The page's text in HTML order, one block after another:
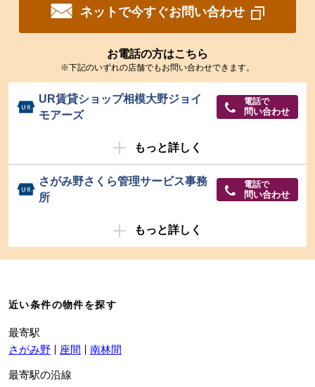
ネットで今すぐお問い合わせ
お電話の方はこちら
※下記のいずれの店舗でもお問い合わせできます。
UR賃貸ショップ相模大野ジョイ
モアーズ
電話で
問い合わせ
もっと詳しく
さがみ野さくら管理サービス事務
所
電話で
問い合わせ
もっと詳しく
近い条件の物件を探す
最寄駅
さがみ野
座間 南林間
最寄駅の沿線